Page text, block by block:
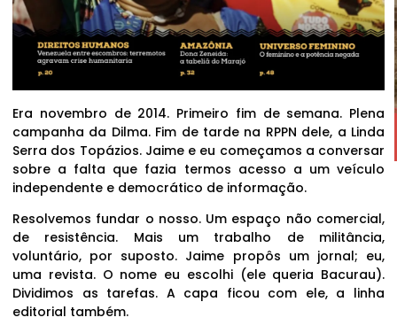
Era novembro de 2014. Primeiro fim de semana. Plena
campanha da Dilma. Fim de tarde na RPPN dele, a Linda
Serra dos Topázios. Jaime e eu começamos a conversar
sobre a falta que fazia termos acesso a um veículo
independente e democrático de informação.
Resolvemos fundar o nosso. Um espaço não comercial,
de resistência. Mais um trabalho de militância,
voluntário, por suposto. Jaime propôs um jornal; eu,
uma revista. O nome eu escolhi (ele queria Bacurau).
Dividimos as tarefas. A capa ficou com ele, a linha
editorial também.